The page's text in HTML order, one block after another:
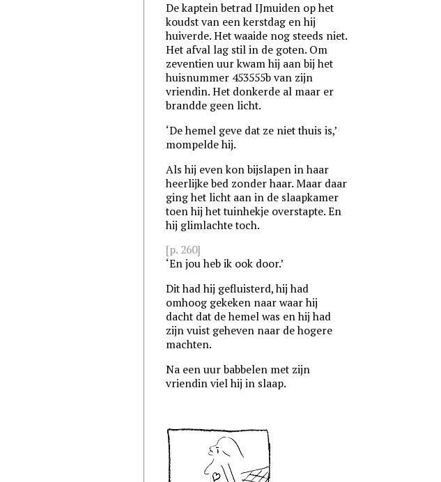
De kaptein betrad IJmuiden op het
koudst van een kerstdag en hij
huiverde. Het waaide nog steeds niet.
Het afval lag stil in de goten. Om
zeventien uur kwam hij aan bij het
huisnummer 453555b van zijn
vriendin. Het donkerde al maar er
brandde geen licht.
‘De hemel geve dat ze niet thuis is,’
mompelde hij.
Als hij even kon bijslapen in haar
heerlijke bed zonder haar. Maar daar
ging het licht aan in de slaapkamer
toen hij het tuinhekje overstapte. En
hij glimlachte toch.
[p. 260]
‘En jou heb ik ook door.’
Dit had hij gefluisterd, hij had
omhoog gekeken naar waar hij
dacht dat de hemel was en hij had
zijn vuist geheven naar de hogere
machten.
Na een uur babbelen met zijn
vriendin viel hij in slaap.